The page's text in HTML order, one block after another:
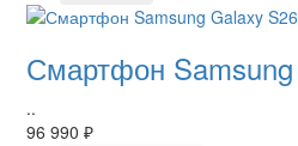
Смартфон
..
96 990 ₽